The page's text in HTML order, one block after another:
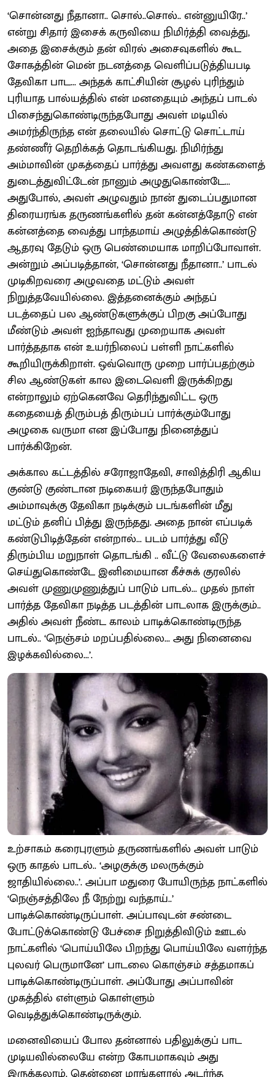
‘சொன்னது நீதானா.. சொல்..சொல்.. என்னுயிரே..’
என்று சிதார் இசைக் கருவியை நிமிர்த்தி வைத்து,
அதை இசைக்கும் தன் விரல் அசைவுகளில் கூட
சோகத்தின் மென் நடனத்தை வெளிப்படுத்தியபடி
தேவிகா பாட... அந்தக் காட்சியின் சூழல் புரிந்தும்
புரியாத பால்யத்தில் என் மனதையும் அந்தப் பாடல்
பிசைந்துகொண்டிருந்தபோது அவள் மடியில்
அமர்ந்திருந்த என் தலையில் சொட்டு சொட்டாய்
தண்ணீர் தெறிக்கத் தொடங்கியது. நிமிர்ந்து
அம்மாவின் முகத்தைப் பார்த்து அவளது கண்களைத்
துடைத்துவிட்டேன் நானும் அழுதுகொண்டே...
அதுபோல், அவள் அழுவதும் நான் துடைப்பதுமான
திரையரங்க தருணங்களில் தன் கன்னத்தோடு என்
கன்னத்தை வைத்து பாந்தமாய் அழுத்திக்கொண்டு
ஆதரவு தேடும் ஒரு பெண்மையாக மாறிப்போவாள்.
அன்றும் அப்படித்தான், ‘சொன்னது நீதானா..’ பாடல்
முடிகிறவரை அழுவதை மட்டும் அவள்
நிறுத்தவேயில்லை. இத்தனைக்கும் அந்தப்
படத்தைப் பல ஆண்டுகளுக்குப் பிறகு அப்போது
மீண்டும் அவள் ஐந்தாவது முறையாக அவள்
பார்த்ததாக என் உயர்நிலைப் பள்ளி நாட்களில்
கூறியிருக்கிறாள். ஒவ்வொரு முறை பார்ப்பதற்கும்
சில ஆண்டுகள் கால இடைவெளி இருக்கிறது
என்றாலும் ஏற்கெனவே தெரிந்துவிட்ட ஒரு
கதையைத் திரும்பத் திரும்பப் பார்க்கும்போது
அழுகை வருமா என இப்போது நினைத்துப்
பார்க்கிறேன்.
அக்கால கட்டத்தில் சரோஜாதேவி, சாவித்திரி ஆகிய
குண்டு குண்டான நடிகையர் இருந்தபோதும்
அம்மாவுக்கு தேவிகா நடிக்கும் படங்களின் மீது
மட்டும் தனிப் பித்து இருந்தது. அதை நான் எப்படிக்
கண்டுபிடித்தேன் என்றால்... படம் பார்த்து வீடு
திரும்பிய மறுநாள் தொடங்கி .. வீட்டு வேலைகளைச்
செய்துகொண்டே இனிமையான கீச்சுக் குரலில்
அவள் முணுமுணுத்துப் பாடும் பாடல்... முதல் நாள்
பார்த்த தேவிகா நடித்த படத்தின் பாடலாக இருக்கும்..
அதில் அவள் நீண்ட காலம் பாடிக்கொண்டிருந்த
பாடல்.. ‘நெஞ்சம் மறப்பதில்லை... அது நினைவை
இழக்கவில்லை...’.
உற்சாகம் கரைபுரளும் தருணங்களில் அவள் பாடும்
ஒரு காதல் பாடல்.. ‘அழகுக்கு மலருக்கும்
ஜாதியில்லை..’. அப்பா மதுரை போயிருந்த நாட்களில்
‘நெஞ்சத்திலே நீ நேற்று வந்தாய்..’
பாடிக்கொண்டிருப்பாள். அப்பாவுடன் சண்டை
போட்டுக்கொண்டு பேச்சை நிறுத்திவிடும் ஊடல்
நாட்களில் ‘பொய்யிலே பிறந்து பொய்யிலே வளர்ந்த
புலவர் பெருமானே’ பாடலை கொஞ்சம் சத்தமாகப்
பாடிக்கொண்டிருப்பாள். அப்போது அப்பாவின்
முகத்தில் எள்ளும் கொள்ளும்
வெடித்துக்கொண்டிருக்கும்.
மனைவியைப் போல தன்னால் பதிலுக்குப் பாட
முடியவில்லையே என்ற கோபமாகவும் அது